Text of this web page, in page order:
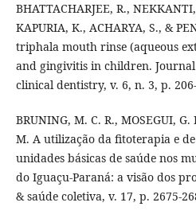
BHATTACHARJEE, R.,
KAPURIA, K., ACHARYA, S., &
triphala mouth rinse (aqueous
and gingivitis in children.
clinical dentistry, v. 6, n. 3, p.
BRUNING, M. C. R., MOSEGUI,
M. A utilização da fitoterapia e
unidades básicas de saúde nos
do Iguaçu-Paraná: a visão dos
& saúde coletiva, v. 17, p. 2675-